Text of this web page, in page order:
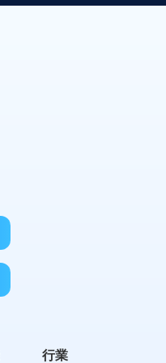
行業